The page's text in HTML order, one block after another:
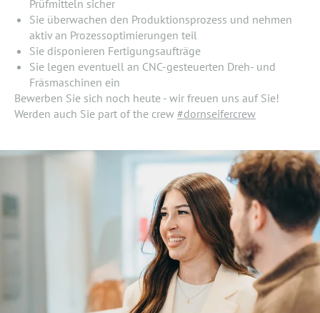
Prüfmitteln sicher
Sie überwachen den Produktionsprozess und nehmen
aktiv an Prozessoptimierungen teil
Sie disponieren Fertigungsaufträge
Sie legen eventuell an CNC-gesteuerten Dreh- und
Fräsmaschinen ein
Bewerben Sie sich noch heute - wir freuen uns auf Sie!
Werden auch Sie part of the crew #dornseifercrew